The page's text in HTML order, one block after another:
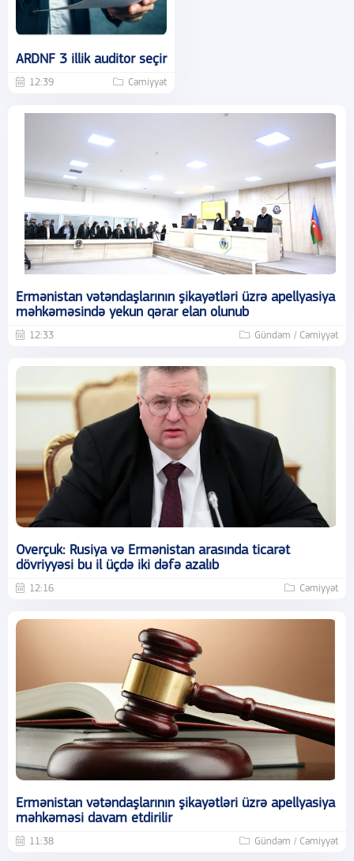
ARDNF 3 illik auditor seçir
12:39 Cəmiyyət
Ermənistan vətəndaşlarının şikayətləri üzrə apellyasiya
məhkəməsində yekun qərar elan olunub
12:33 Gündəm / Cəmiyyət
Overçuk: Rusiya və Ermənistan arasında ticarət
dövriyyəsi bu il üçdə iki dəfə azalıb
12:16 Cəmiyyət
Ermənistan vətəndaşlarının şikayətləri üzrə apellyasiya
məhkəməsi davam etdirilir
11:38 Gündəm / Cəmiyyət